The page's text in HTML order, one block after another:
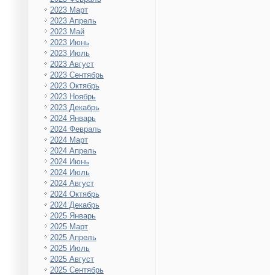
2023 Март
2023 Апрель
2023 Май
2023 Июнь
2023 Июль
2023 Август
2023 Сентябрь
2023 Октябрь
2023 Ноябрь
2023 Декабрь
2024 Январь
2024 Февраль
2024 Март
2024 Апрель
2024 Июнь
2024 Июль
2024 Август
2024 Октябрь
2024 Декабрь
2025 Январь
2025 Март
2025 Апрель
2025 Июль
2025 Август
2025 Сентябрь